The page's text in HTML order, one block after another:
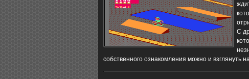
С
собственного ознакомления можно и взглянуть